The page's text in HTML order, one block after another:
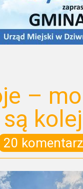
–
20